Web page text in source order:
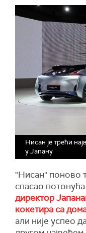
Нисан је трећи
у Јапану
"Нисан" поново
спасао
директор
кокетира са
али није успео